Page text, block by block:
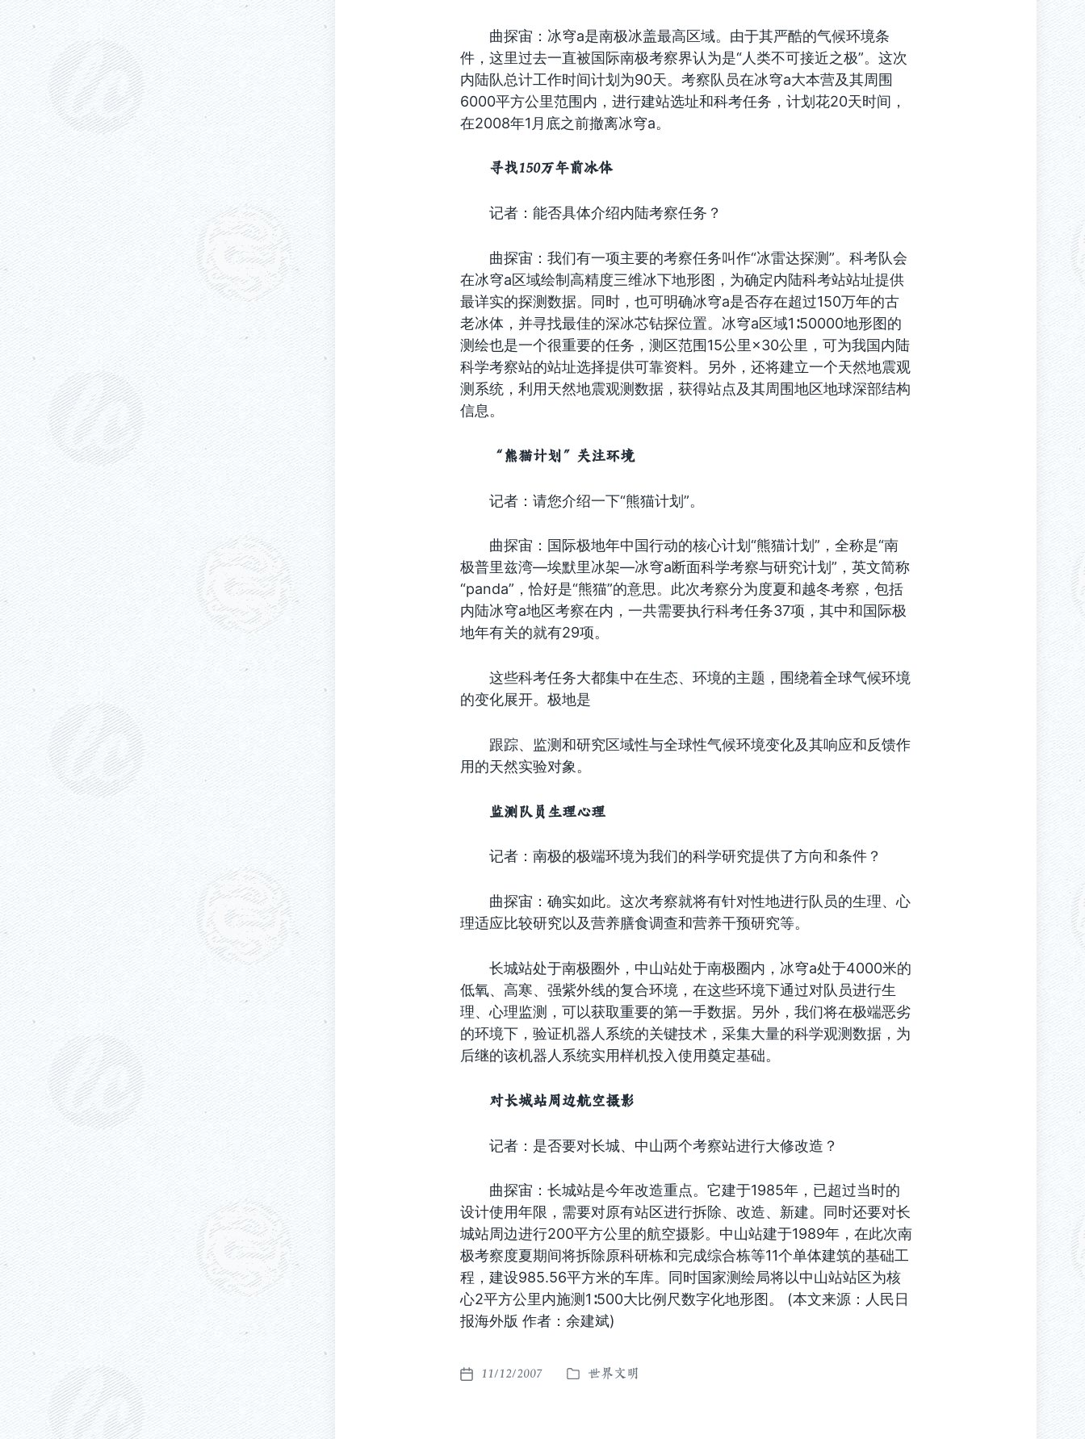
曲探宙：冰穹a是南极冰盖最高区域。由于其严酷的气候环境条
件，这里过去一直被国际南极考察界认为是“人类不可接近之极”。这次
内陆队总计工作时间计划为90天。考察队员在冰穹a大本营及其周围
6000平方公里范围内，进行建站选址和科考任务，计划花20天时间，
在2008年1月底之前撤离冰穹a。
寻找150万年前冰体
记者：能否具体介绍内陆考察任务？
曲探宙：我们有一项主要的考察任务叫作“冰雷达探测”。科考队会
在冰穹a区域绘制高精度三维冰下地形图，为确定内陆科考站站址提供
最详实的探测数据。同时，也可明确冰穹a是否存在超过150万年的古
老冰体，并寻找最佳的深冰芯钻探位置。冰穹a区域1∶50000地形图的
测绘也是一个很重要的任务，测区范围15公里×30公里，可为我国内陆
科学考察站的站址选择提供可靠资料。另外，还将建立一个天然地震观
测系统，利用天然地震观测数据，获得站点及其周围地区地球深部结构
信息。
“熊猫计划”关注环境
记者：请您介绍一下“熊猫计划”。
曲探宙：国际极地年中国行动的核心计划“熊猫计划”，全称是“南
极普里兹湾—埃默里冰架—冰穹a断面科学考察与研究计划”，英文简称
“panda”，恰好是“熊猫”的意思。此次考察分为度夏和越冬考察，包括
内陆冰穹a地区考察在内，一共需要执行科考任务37项，其中和国际极
地年有关的就有29项。
这些科考任务大都集中在生态、环境的主题，围绕着全球气候环境
的变化展开。极地是
跟踪、监测和研究区域性与全球性气候环境变化及其响应和反馈作
用的天然实验对象。
监测队员生理心理
记者：南极的极端环境为我们的科学研究提供了方向和条件？
曲探宙：确实如此。这次考察就将有针对性地进行队员的生理、心
理适应比较研究以及营养膳食调查和营养干预研究等。
长城站处于南极圈外，中山站处于南极圈内，冰穹a处于4000米的
低氧、高寒、强紫外线的复合环境，在这些环境下通过对队员进行生
理、心理监测，可以获取重要的第一手数据。另外，我们将在极端恶劣
的环境下，验证机器人系统的关键技术，采集大量的科学观测数据，为
后继的该机器人系统实用样机投入使用奠定基础。
对长城站周边航空摄影
记者：是否要对长城、中山两个考察站进行大修改造？
曲探宙：长城站是今年改造重点。它建于1985年，已超过当时的
设计使用年限，需要对原有站区进行拆除、改造、新建。同时还要对长
城站周边进行200平方公里的航空摄影。中山站建于1989年，在此次南
极考察度夏期间将拆除原科研栋和完成综合栋等11个单体建筑的基础工
程，建设985.56平方米的车库。同时国家测绘局将以中山站站区为核
心2平方公里内施测1∶500大比例尺数字化地形图。 (本文来源：人民日
报海外版 作者：余建斌)
发
11/12/2007
发 世界文明